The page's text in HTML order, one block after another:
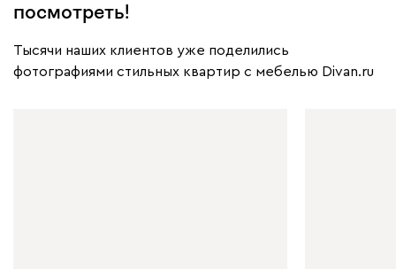
посмотреть!
Тысячи наших клиентов уже поделились
фотографиями стильных квартир с мебелью Divan.ru